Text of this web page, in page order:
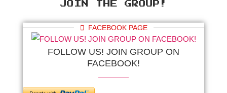
JOIN THE GROUP!
FACEBOOK PAGE
FOLLOW US! JOIN GROUP ON
FACEBOOK!